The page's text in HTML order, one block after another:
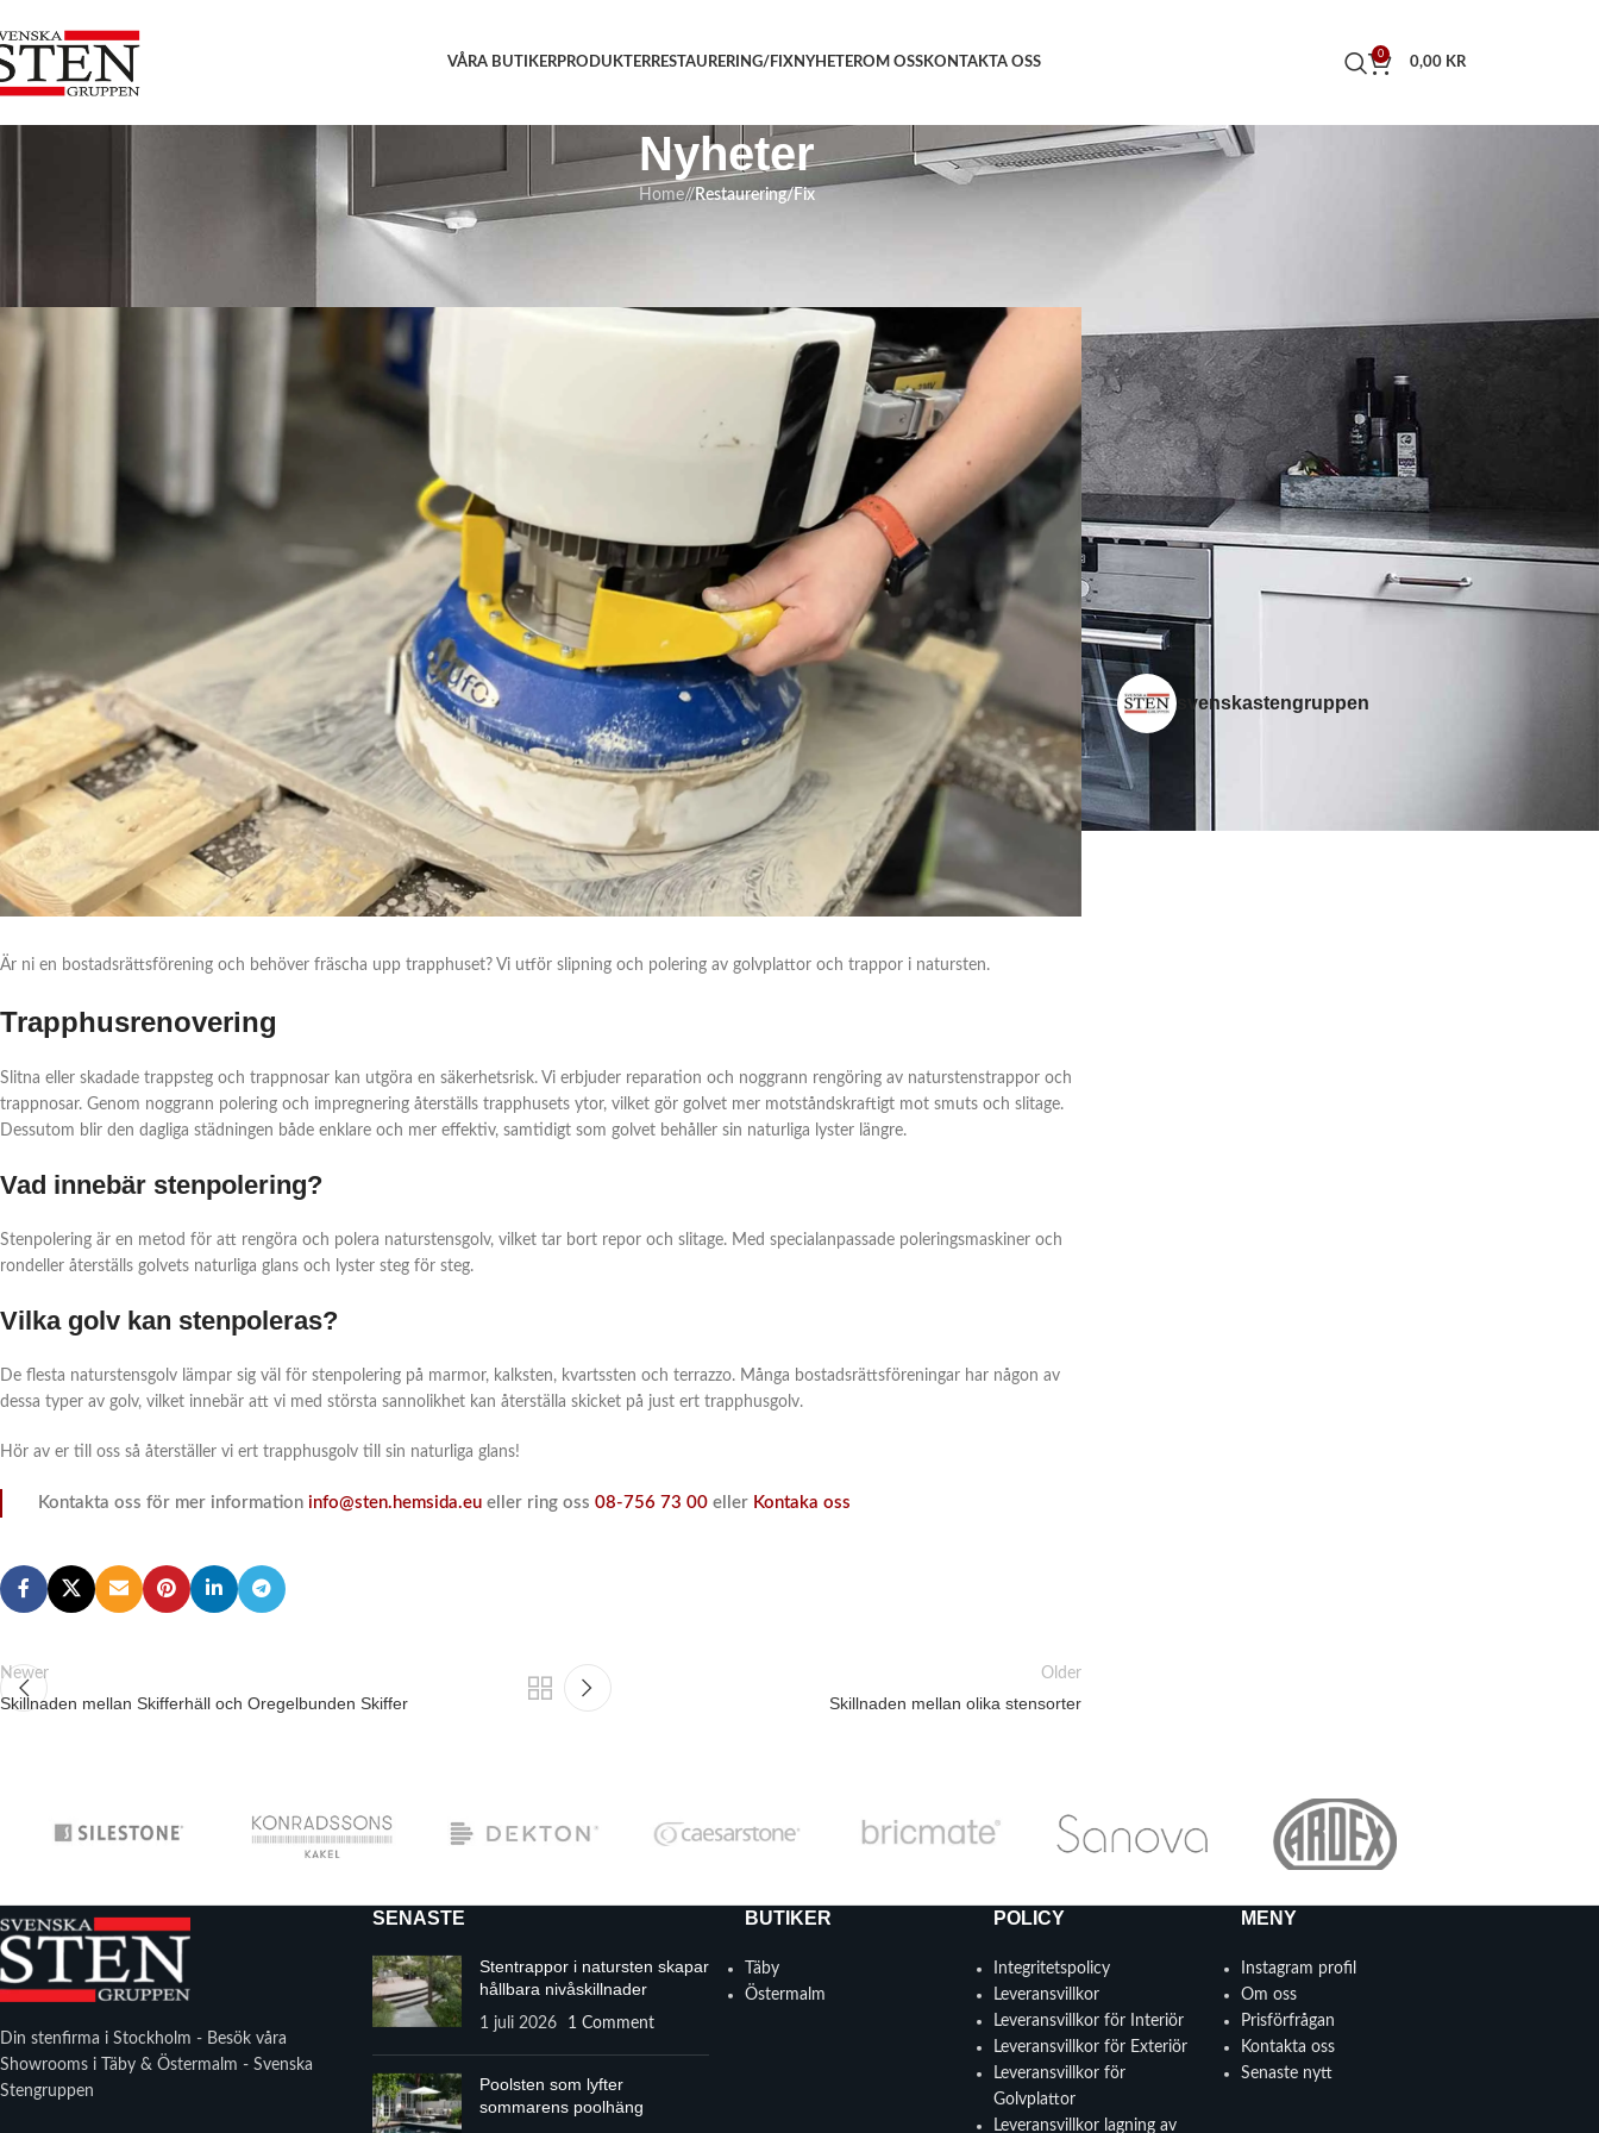
VÅRA BUTIKERPRODUKTERRESTAURERING/FIX NYHETEROM OSSKONTAKTA OSS
0
0,00 KR
Nyheter
Home/ Restaurering/Fix
RESTAURERING/FIX
Stenarbeten och polering trapphus
Är ni en bostadsrättsförening och behöver fräscha upp trapphuset? Vi utför slipning och polering av golvplattor och trappor i natursten.
Trapphusrenovering
Slitna eller skadade trappsteg och trappnosar kan utgöra en säkerhetsrisk. Vi erbjuder reparation och noggrann rengöring av naturstenstrappor och
trappnosar. Genom noggrann polering och impregnering återställs trapphusets ytor, vilket gör golvet mer motståndskraftigt mot smuts och slitage.
Dessutom blir den dagliga städningen både enklare och mer effektiv, samtidigt som golvet behåller sin naturliga lyster längre.
Vad innebär stenpolering?
Stenpolering är en metod för att rengöra och polera naturstensgolv, vilket tar bort repor och slitage. Med specialanpassade poleringsmaskiner och
rondeller återställs golvets naturliga glans och lyster steg för steg.
Vilka golv kan stenpoleras?
De flesta naturstensgolv lämpar sig väl för stenpolering på marmor, kalksten, kvartssten och terrazzo. Många bostadsrättsföreningar har någon av
dessa typer av golv, vilket innebär att vi med största sannolikhet kan återställa skicket på just ert trapphusgolv.
Hör av er till oss så återställer vi ert trapphusgolv till sin naturliga glans!
Kontakta oss för mer information info@sten.hemsida.eu eller ring oss 08-756 73 00 eller Kontaka oss
Newer
Skillnaden mellan Skifferhäll och Oregelbunden Skiffer
Older
Skillnaden mellan olika stensorter
Poolsten som lyfter
sommarens poolhäng
Svensk granit från Bohuslän:
Skillnaden mellan Bohus
granit smågatsten och
svenskastengruppen
Din stenfirma i Stockholm - Besök våra
Showrooms i Täby & Östermalm - Svenska
Stengruppen
SENASTE
Stentrappor i natursten skapar
hållbara nivåskillnader
1 juli 2026 1 Comment
Poolsten som lyfter
sommarens poolhäng
BUTIKER
Täby
Östermalm
POLICY
Integritetspolicy
Leveransvillkor
Leveransvillkor för Interiör
Leveransvillkor för Exteriör
Leveransvillkor för
Golvplattor
Leveransvillkor lagning av
MENY
Instagram profil
Om oss
Prisförfrågan
Kontakta oss
Senaste nytt